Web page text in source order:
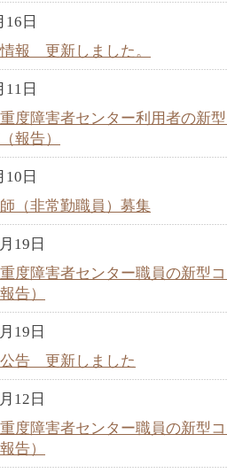
16日
報 更新しました。
11日
度障害者センター利用者の新
報告）
10日
（非常勤職員）募集
19日
度障害者センター職員の新型
告）
19日
告 更新しました
12日
度障害者センター職員の新型
告）